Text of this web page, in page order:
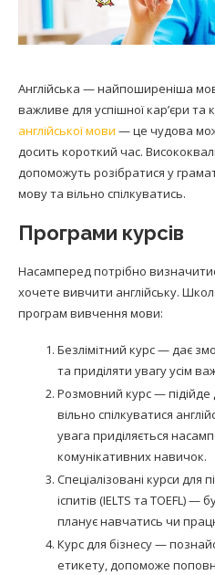
Англійська — найпоширеніша
важливе для успішної кар’єри та
англійської мови — це чудова
досить короткий час.
допоможуть розібратися у
мову та вільно спілкуватись.
Програми курсів
Насамперед потрібно
хочете вивчити англійську.
програм вивчення мови:
Безлімітний курс — дає
та приділяти увагу усім
Розмовний курс —
вільно спілкуватися
увага приділяється
комунікативних навичок.
Спеціалізовані курси для
іспитів (IELTS та TOEFL) —
планує навчатись чи
Курс для бізнесу —
етикету, допоможе